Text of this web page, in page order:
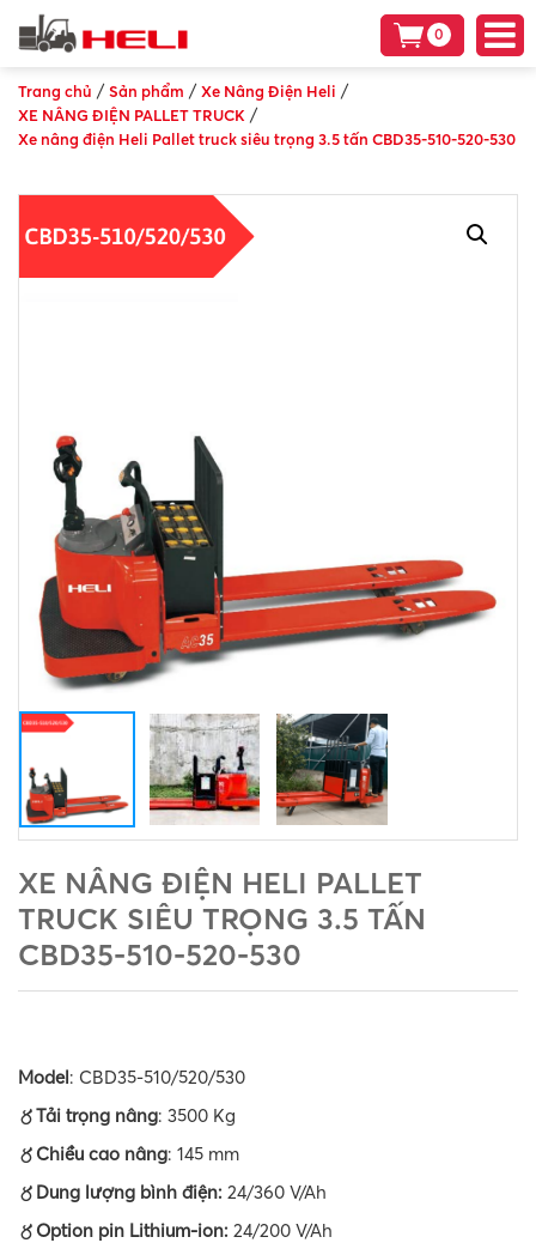
0
Trang chủ /Sản phẩm /Xe Nâng Điện Heli /
XE NÂNG ĐIỆN PALLET TRUCK /
Xe nâng điện Heli Pallet truck siêu trọng 3.5 tấn CBD35-510-520-530
XE NÂNG ĐIỆN HELI PALLET
TRUCK SIÊU TRỌNG 3.5 TẤN
CBD35-510-520-530
Model: CBD35-510/520/530
〥Tải trọng nâng: 3500 Kg
〥Chiều cao nâng: 145 mm
〥Dung lượng bình điện: 24/360 V/Ah
〥Option pin Lithium-ion: 24/200 V/Ah